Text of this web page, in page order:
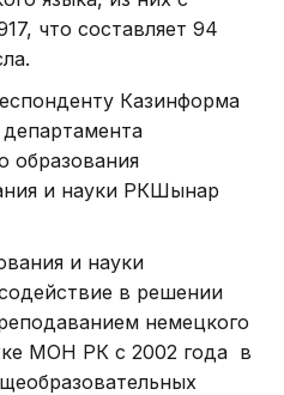
что составляет 94
Казинформа
образования
и науки РКШынар
и науки
в решении
немецкого
МОН РК с 2002 года в